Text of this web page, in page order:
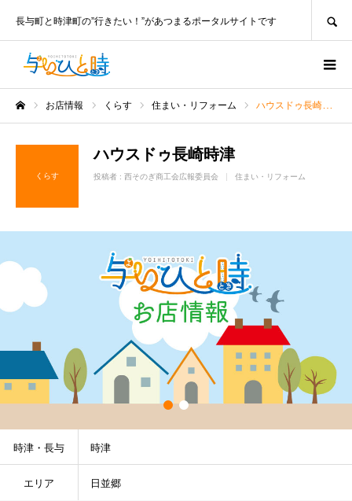
長与町と時津町の”行きたい！”があつまるポータルサイトです
お店情報 くらす 住まい・リフォーム ハウスドゥ長崎時津
くらす
ハウスドゥ長崎時津
投稿者 : 西そのぎ商工会広報委員会 住まい・リフォーム
時津・長与 時津
エリア 日並郷